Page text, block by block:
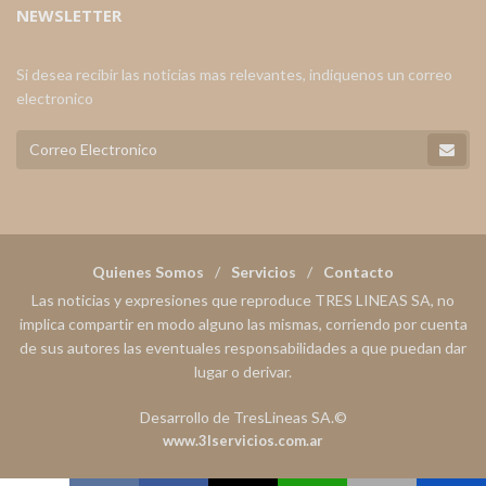
NEWSLETTER
Si desea recibir las noticias mas relevantes, indiquenos un correo
electronico
Quienes Somos Servicios
Contacto
Las noticias y expresiones que reproduce TRES LINEAS SA, no
implica compartir en modo alguno las mismas, corriendo por cuenta
de sus autores las eventuales responsabilidades a que puedan dar
lugar o derivar.
Desarrollo de TresLineas SA.©
www.3lservicios.com.ar